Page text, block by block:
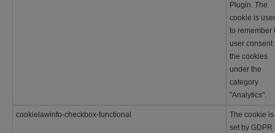
Plugin. The
cookie is
to remember
user consent
the cookies
under the
category
"Analytics".
cookielawinfo-checkbox-functional
The cookie is
set by GDPR